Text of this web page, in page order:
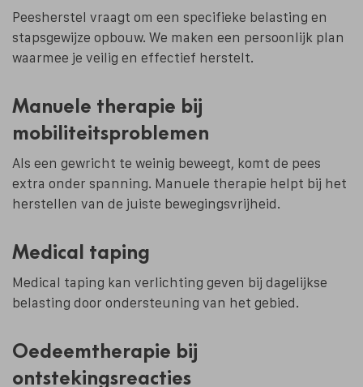
Peesherstel vraagt om een specifieke belasting en
stapsgewijze opbouw. We maken een persoonlijk plan
waarmee je veilig en effectief herstelt.
Manuele therapie bij
mobiliteitsproblemen
Als een gewricht te weinig beweegt, komt de pees
extra onder spanning. Manuele therapie helpt bij het
herstellen van de juiste bewegingsvrijheid.
Medical taping
Medical taping kan verlichting geven bij dagelijkse
belasting door ondersteuning van het gebied.
Oedeemtherapie bij
ontstekingsreacties